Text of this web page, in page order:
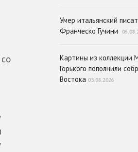
Умер итальянский
Франческо Гучини
Картины из коллекции
Горького пополнили
Востока 05.08.2026